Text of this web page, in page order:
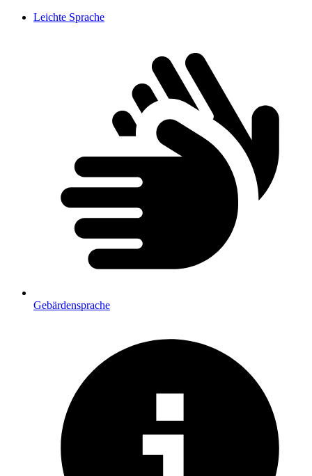
Leichte Sprache
Gebärdensprache